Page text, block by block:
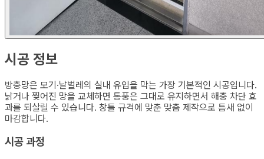
시공 정보
방충망은 모기·날벌레의 실내 유입을 막는 가장 기본적인 시공입니다.
낡거나 찢어진 망을 교체하면 통풍은 그대로 유지하면서 해충 차단 효
과를 되살릴 수 있습니다. 창틀 규격에 맞춘 맞춤 제작으로 틈새 없이
마감합니다.
시공 과정